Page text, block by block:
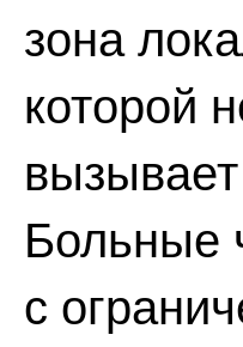
зона
которой
Больные
с